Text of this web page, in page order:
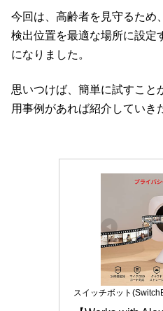
今回は、高齢者を見守るため
検出位置を最適な場所に設定
になりました。
思いつけば、簡単に試すこと
用事例があれば紹介していき
スイッチボット